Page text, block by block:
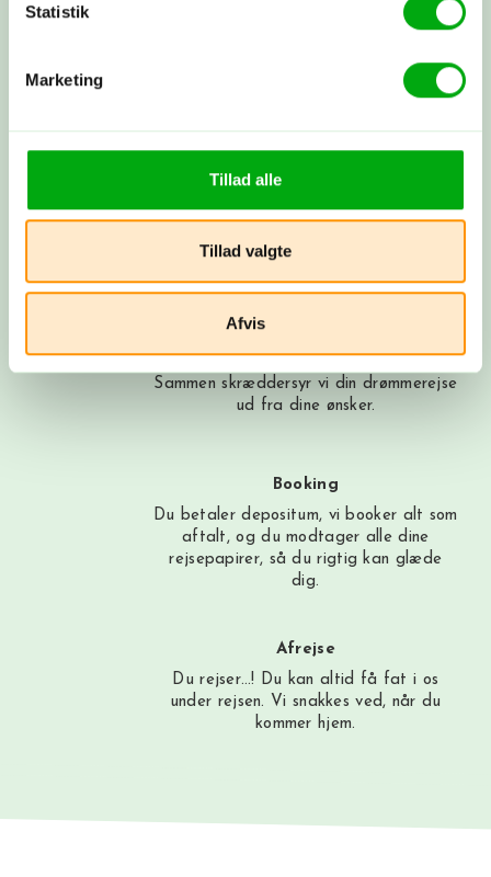
Statistik
Marketing
Tillad alle
Tillad valgte
Afvis
rejse med os i ryggen - og vi tager os af alt det
Få et tilbud
Ring til os på 3315 3322, få et tilbud
eller book et møde med os. Det er
helt uforpligtende at få et tilbud.
Skræddersyet rejse
Sammen skræddersyr vi din drømmerejse
ud fra dine ønsker.
Booking
Du betaler depositum, vi booker alt som
aftalt, og du modtager alle dine
rejsepapirer, så du rigtig kan glæde
dig.
Afrejse
Du rejser…! Du kan altid få fat i os
under rejsen. Vi snakkes ved, når du
kommer hjem.